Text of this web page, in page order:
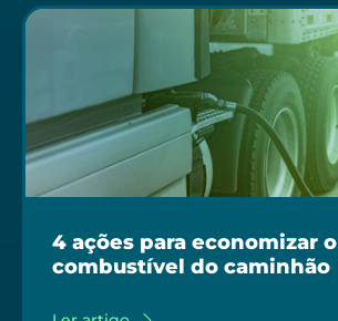
4 ações para economizar o
combustível do caminhão